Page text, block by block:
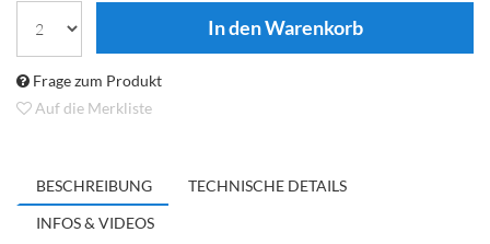
Frage zum Produkt
Auf die Merkliste
BESCHREIBUNG
TECHNISCHE DETAILS
INFOS & VIDEOS